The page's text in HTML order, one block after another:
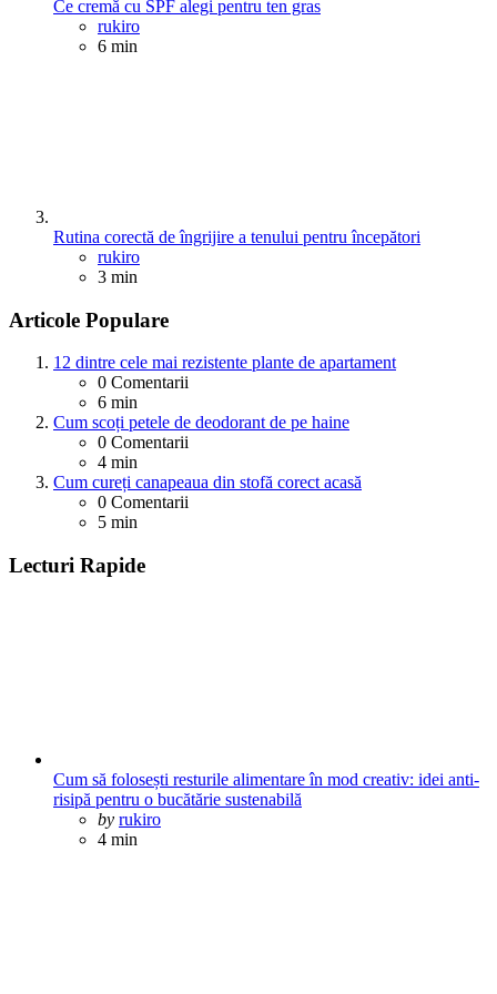
Ce cremă cu SPF alegi pentru ten gras
Posted
rukiro
6 min
Rutina corectă de îngrijire a tenului pentru începători
Posted
rukiro
3 min
Articole Populare
12 dintre cele mai rezistente plante de apartament
0 Comentarii
6 min
Cum scoți petele de deodorant de pe haine
0 Comentarii
4 min
Cum cureți canapeaua din stofă corect acasă
0 Comentarii
5 min
Lecturi Rapide
Cum să folosești resturile alimentare în mod creativ: idei anti-
risipă pentru o bucătărie sustenabilă
Posted
by rukiro
4 min